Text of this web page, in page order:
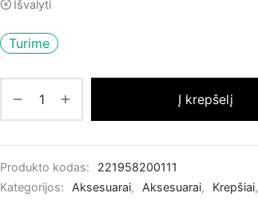
Išvalyti
Turime
Į krepšelį
Produkto kodas:
221958200111
Kategorijos:
Aksesuarai, Aksesuarai, Krepšiai,